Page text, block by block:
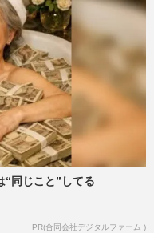
号 2024/10/2
前での“隠密”自撮
然「一般人でもいるよ
かれな…
の「B'z」がデビュー
、ウルフルズ、エレ
らが日本一…
“同じこと”してる
PR(合同会社デジタルファーム )